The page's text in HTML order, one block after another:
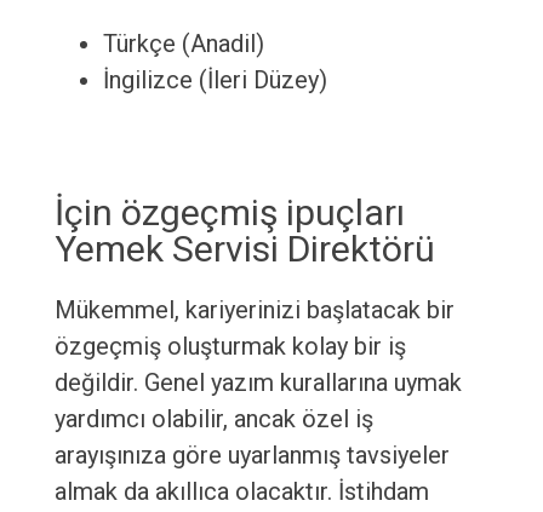
Türkçe (Anadil)
İngilizce (İleri Düzey)
İçin özgeçmiş ipuçları
Yemek Servisi Direktörü
Mükemmel, kariyerinizi başlatacak bir
özgeçmiş oluşturmak kolay bir iş
değildir. Genel yazım kurallarına uymak
yardımcı olabilir, ancak özel iş
arayışınıza göre uyarlanmış tavsiyeler
almak da akıllıca olacaktır. İstihdam